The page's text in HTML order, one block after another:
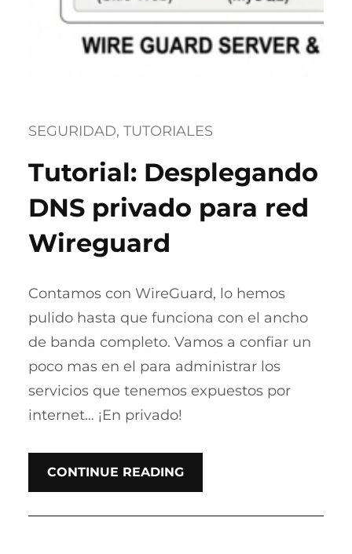
SEGURIDAD, TUTORIALES
Tutorial: Desplegando
DNS privado para red
Wireguard
Contamos con WireGuard, lo hemos
pulido hasta que funciona con el ancho
de banda completo. Vamos a confiar un
poco mas en el para administrar los
servicios que tenemos expuestos por
internet… ¡En privado!
CONTINUE READING